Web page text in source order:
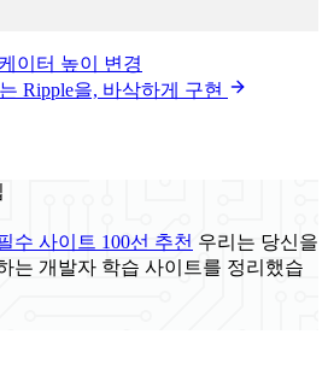
이터 높이 변경
Ripple을, 바삭하게 구현
수 사이트 100선 추천 우리는 당신을
는 개발자 학습 사이트를 정리했습